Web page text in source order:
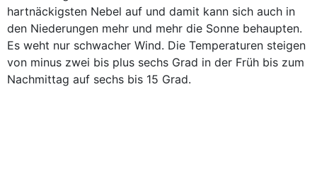
hartnäckigsten Nebel auf und damit kann sich auch in
den Niederungen mehr und mehr die Sonne behaupten.
Es weht nur schwacher Wind. Die Temperaturen steigen
von minus zwei bis plus sechs Grad in der Früh bis zum
Nachmittag auf sechs bis 15 Grad.